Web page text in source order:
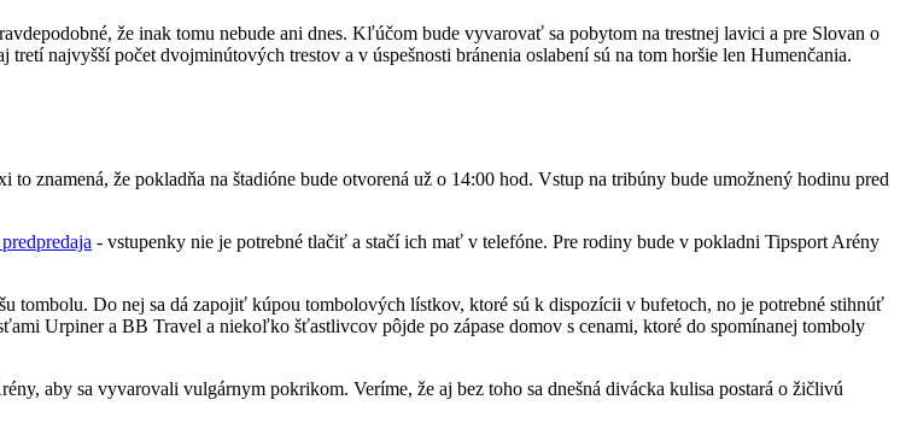
že inak tomu nebude ani dnes. Kľúčom bude vyvarovať sa pobytom na trestnej lavici a pre Slovan o
najvyšší počet dvojminútových trestov a v úspešnosti bránenia oslabení sú na tom horšie len Humenčania.
znamená, že pokladňa na štadióne bude otvorená už o 14:00 hod. Vstup na tribúny bude umožnený hodinu pred
- vstupenky nie je potrebné tlačiť a stačí ich mať v telefóne. Pre rodiny bude v pokladni Tipsport Arény
tombolu. Do nej sa dá zapojiť kúpou tombolových lístkov, ktoré sú k dispozícii v bufetoch, no je potrebné stihnúť
Urpiner a BB Travel a niekoľko šťastlivcov pôjde po zápase domov s cenami, ktoré do spomínanej tomboly
aby sa vyvarovali vulgárnym pokrikom. Veríme, že aj bez toho sa dnešná divácka kulisa postará o žičlivú